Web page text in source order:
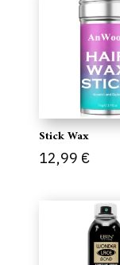
Stick Wax
12,99 €